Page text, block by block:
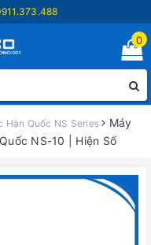
0
Quốc NS Series
Máy
NS-10 | Hiện Số